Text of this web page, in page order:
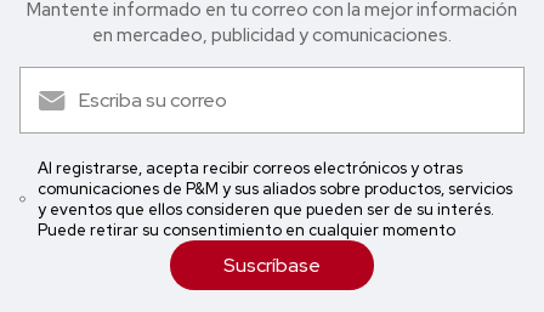
Mantente informado en tu correo con la mejor in formación
en mercadeo, publicidad y comunicaciones.
Al registrarse, acepta recibir correos electrónicos y otras
comunicaciones de P&M y sus aliados sobre productos, servicios
y eventos que ellos consideren que pueden ser de su interés.
Puede retirar su consentimiento en cualquier momento
Suscríbase